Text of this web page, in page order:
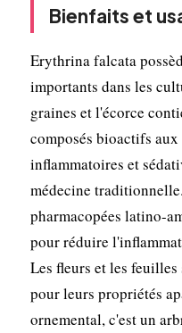
Bienfaits et
Erythrina falcata
importants dans les
graines et l'écorce
composés bioactifs
inflammatoires et
médecine
pharmacopées latino-
pour réduire
Les fleurs et les
pour leurs propriétés
ornemental, c'est un